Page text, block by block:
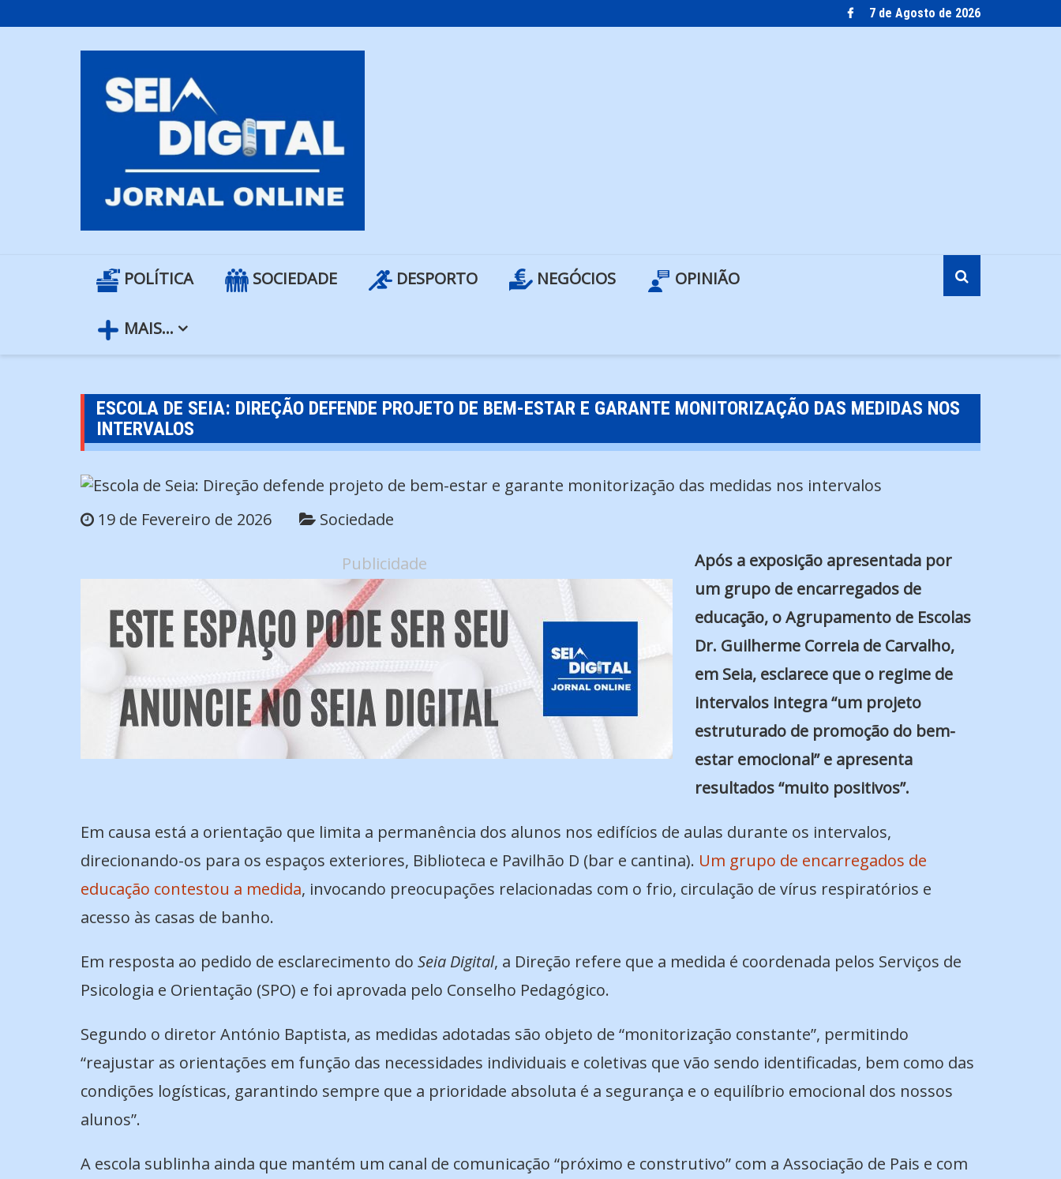
to
7 de Agosto de 2026
POLÍTICA SOCIEDADE DESPORTO NEGÓCIOS OPINIÃO
MAIS…
ESCOLA DE SEIA: DIREÇÃO DEFENDE PROJETO DE BEM-ESTAR E GARANTE MONITORIZAÇÃO DAS MEDIDAS NOS
INTERVALOS
19 de Fevereiro de 2026 Sociedade
Publicidade
Após a exposição apresentada por
um grupo de encarregados de
educação, o Agrupamento de Escolas
Dr. Guilherme Correia de Carvalho,
em Seia, esclarece que o regime de
intervalos integra “um projeto
estruturado de promoção do bem-
estar emocional” e apresenta
resultados “muito positivos”.
Em causa está a orientação que limita a permanência dos alunos nos edifícios de aulas durante os intervalos,
direcionando-os para os espaços exteriores, Biblioteca e Pavilhão D (bar e cantina). Um grupo de encarregados de
educação contestou a medida, invocando preocupações relacionadas com o frio, circulação de vírus respiratórios e
acesso às casas de banho.
Em resposta ao pedido de esclarecimento do Seia Digital, a Direção refere que a medida é coordenada pelos Serviços de
Psicologia e Orientação (SPO) e foi aprovada pelo Conselho Pedagógico.
Segundo o diretor António Baptista, as medidas adotadas são objeto de “monitorização constante”, permitindo
“reajustar as orientações em função das necessidades individuais e coletivas que vão sendo identificadas, bem como das
condições logísticas, garantindo sempre que a prioridade absoluta é a segurança e o equilíbrio emocional dos nossos
alunos”.
A escola sublinha ainda que mantém um canal de comunicação “próximo e construtivo” com a Associação de Pais e com